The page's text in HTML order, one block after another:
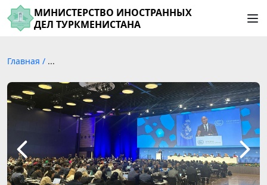
МИНИСТЕРСТВО ИНОСТРАННЫХ
ДЕЛ ТУРКМЕНИСТАНА
Главная / ...